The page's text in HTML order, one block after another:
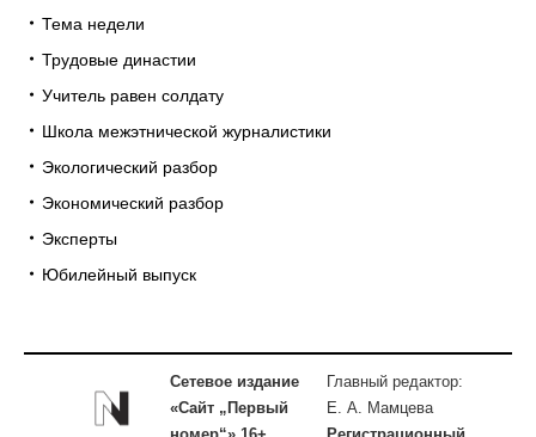
Тема недели
Трудовые династии
Учитель равен солдату
Школа межэтнической журналистики
Экологический разбор
Экономический разбор
Эксперты
Юбилейный выпуск
Сетевое издание
«Сайт „Первый
Главный редактор:
Е. А. Мамцева